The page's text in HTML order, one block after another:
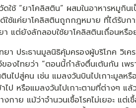
ช้ “ยาโคลิสติน” ผสมในอาหารหมูกินเ
ช้แค่ยาโคลิสตินถูกกฎหมาย ที่ได้รับก
แต่ยังลักลอบใช้ยาโคลิสตินเถื่อนหรือ
ประธานมูลนิธิคุ้มครองผู้บริโภค วิเค
งไทยว่า “ตอนนี้กำลังตื่นเต้นกัน เพ
ไปสู่คน เช่น แมลงวันบินไปเกาะมูลหรื
ไป หรือแมลงวันไปเกาะตามที่ต่างๆ แ
กาย แม้ว่าจำนวนเชื้อโรคไม่เยอะ แต่เ